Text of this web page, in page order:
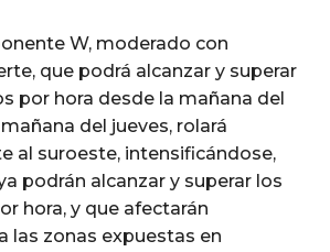
W, moderado con
que podrá alcanzar y superar
por hora desde la mañana del
del jueves, rolará
al suroeste, intensificándose,
podrán alcanzar y superar los
hora, y que afectarán
las zonas expuestas en